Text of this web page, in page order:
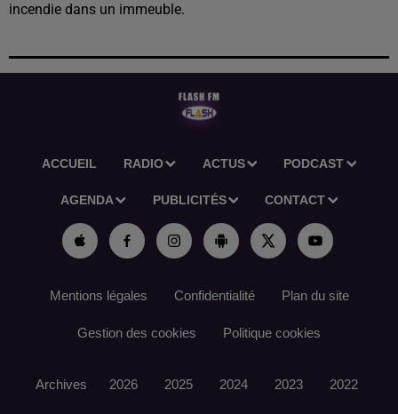
incendie dans un immeuble.
ACCUEIL RADIO ACTUS PODCAST
AGENDA PUBLICITÉS CONTACT
Mentions légales Confidentialité Plan du site
Gestion des cookies Politique cookies
Archives 2026 2025 2024 2023 2022